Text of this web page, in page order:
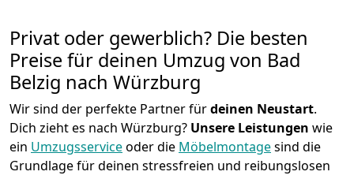
Privat oder gewerblich? Die besten
Preise für deinen Umzug von Bad
Belzig nach Würzburg
Wir sind der perfekte Partner fürdeinen Neustart.
Dich zieht es nach Würzburg? Unsere Leistungen wie
ein Umzugsserviceoder die Möbelmontagesind die
Grundlage für deinen stressfreien und reibungslosen